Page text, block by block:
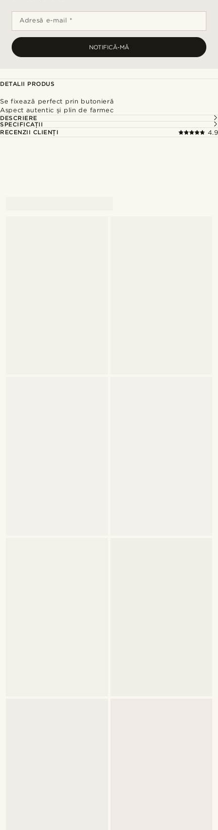
Adresă e-mail *
NOTIFICĂ-MĂ
DETALII PRODUS
Se fixează perfect prin butonieră
Aspect autentic și plin de farmec
DESCRIERE
SPECIFICAȚII
RECENZII CLIENȚI
4.9